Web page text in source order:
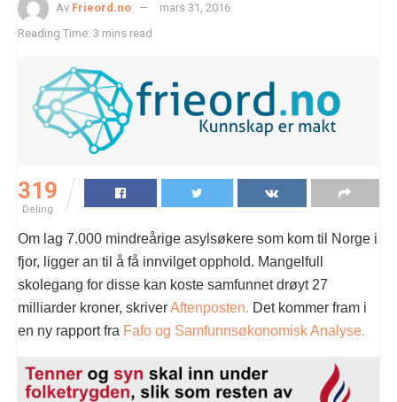
Av Frieord.no
mars 31, 2016
Reading Time: 3 mins read
319
Deling
Om lag 7.000 mindreårige asylsøkere som kom til Norge i
fjor, ligger an til å få innvilget opphold. Mangelfull
skolegang for disse kan koste samfunnet drøyt 27
milliarder kroner, skriverAftenposten. Det kommer fram i
en ny rapport fra Fafo og Samfunnsøkonomisk Analyse.